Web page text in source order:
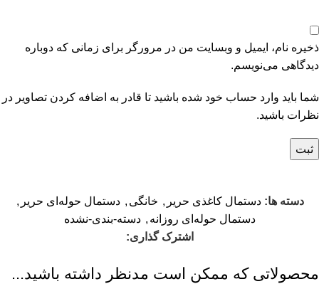
ذخیره نام، ایمیل و وبسایت من در مرورگر برای زمانی که دوباره
دیدگاهی می‌نویسم.
شما باید وارد حساب خود شده باشید تا قادر به اضافه کردن تصاویر در
نظرات باشید.
دسته ها: دستمال کاغذی حریر , خانگی , دستمال حوله‌ای حریر ,
دستمال حوله‌ای روزانه , دسته-بندی-نشده
اشترک گذاری:
محصولاتی که ممکن است مدنظر داشته باشید...